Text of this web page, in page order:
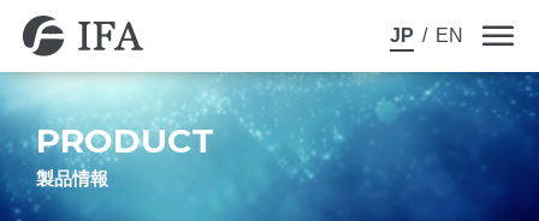
JP / EN
PRODUCT
製品情報